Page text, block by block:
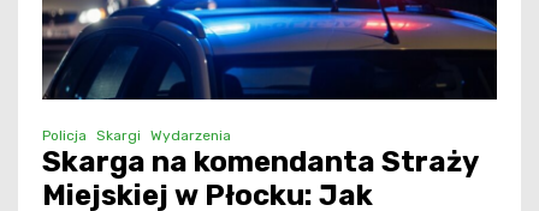
Policja Skargi Wydarzenia
Skarga na komendanta Straży
Miejskiej w Płocku: Jak